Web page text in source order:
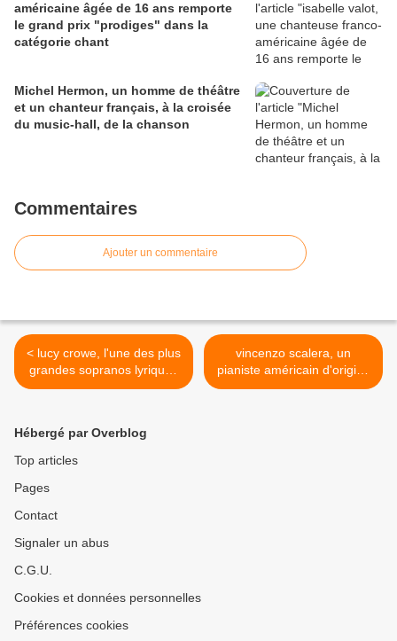
américaine âgée de 16 ans remporte
le grand prix "prodiges" dans la
catégorie chant
Michel Hermon, un homme de théâtre
et un chanteur français, à la croisée
du music-hall, de la chanson
Commentaires
Ajouter un commentaire
< lucy crowe, l'une des plus
grandes sopranos lyriques
britanniques de sa
vincenzo scalera, un
pianiste américain d'origine
italienne particulièrement
Hébergé par Overblog
Top articles
Pages
Contact
Signaler un abus
C.G.U.
Cookies et données personnelles
Préférences cookies